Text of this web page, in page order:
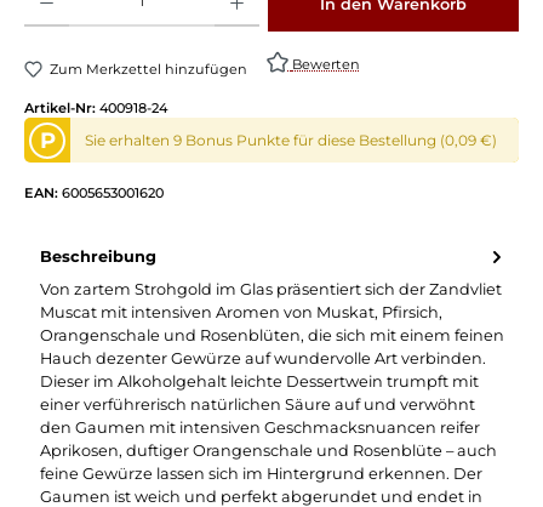
In den Warenkorb
Zum Merkzettel hinzufügen Bewerten
Artikel-Nr: 400918-24
P Sie erhalten 9 Bonus Punkte für diese Bestellung (0,09 €)
EAN: 6005653001620
Beschreibung
Von zartem Strohgold im Glas präsentiert sich der Zandvliet
Muscat mit intensiven Aromen von Muskat, Pfirsich,
Orangenschale und Rosenblüten, die sich mit einem feinen
Hauch dezenter Gewürze auf wundervolle Art verbinden.
Dieser im Alkoholgehalt leichte Dessertwein trumpft mit
einer verführerisch natürlichen Säure auf und verwöhnt
den Gaumen mit intensiven Geschmacksnuancen reifer
Aprikosen, duftiger Orangenschale und Rosenblüte – auch
feine Gewürze lassen sich im Hintergrund erkennen. Der
Gaumen ist weich und perfekt abgerundet und endet in